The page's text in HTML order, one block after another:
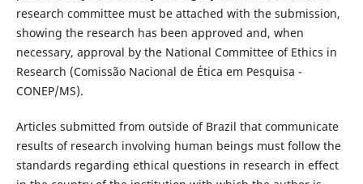
research committee must be attached with the submission,
showing the research has been approved and, when
necessary, approval by the National Committee of Ethics in
Research (Comissão Nacional de Ética em Pesquisa -
CONEP/MS).
Articles submitted from outside of Brazil that communicate
results of research involving human beings must follow the
standards regarding ethical questions in research in effect